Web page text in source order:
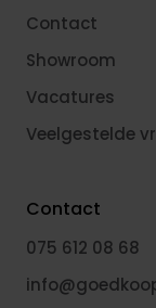
Contact
Showroom
Vacatures
Veelgestelde
Contact
075 612 08 68